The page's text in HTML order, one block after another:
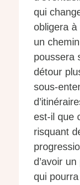
qui
obligera
un
poussera
détour
sous-
est-il que
risquant
d’avoir
qui